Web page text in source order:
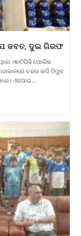
ଜବତ, ଦୁଇ ଗିରଫ
ଏନଟିପିସି ପୋଲିସ
ଚଢଉ କରି ବିପୁଳ
ଏସଆଇ…